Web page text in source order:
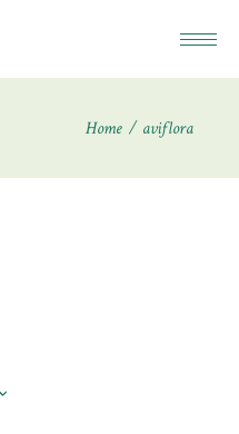
Home aviflora